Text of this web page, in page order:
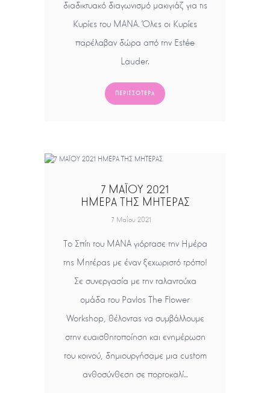
διαδικτυακό διαγωνισμό μακιγιάζ για τις
Κυρίες του ΜΑΝΑ. Όλες οι Κυρίες
παρέλαβαν δώρα από την Estée
Lauder.
ΠΕΡΙΣΣΌΤΕΡΑ
7 ΜΑΪΟΥ 2021
ΗΜΕΡΑ ΤΗΣ ΜΗΤΕΡΑΣ
7 Μαΐου 2021
Το Σπίτι του ΜΑΝΑ γιόρτασε την Ημέρα
της Μητέρας με έναν ξεχωριστό τρόπο!
Σε συνεργασία με την ταλαντούχα
ομάδα του Pavlos The Flower
Workshop, θέλοντας να συμβάλλουμε
στην ευαισθητοποίηση και ενημέρωση
του κοινού, δημιουργήσαμε μια custom
ανθοσύνθεση σε πορτοκαλί…